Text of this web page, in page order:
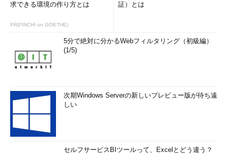
求できる環境の作り方とは
PR(FINCHI on GOETHE)
証）とは
5分で絶対に分かるWebフィルタリング（初級編）
(1/5)
次期Windows Serverの新しいプレビュー版が待ち遠
しい
セルフサービスBIツールって、Excelとどう違う？